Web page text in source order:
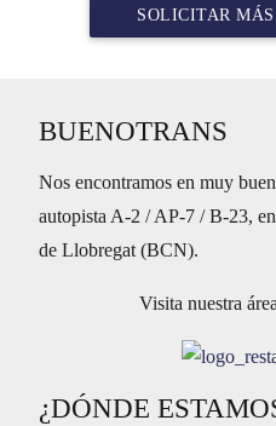
SOLICITAR
BUENOTRANS
Nos encontramos en muy
autopista A-2 / AP-7 / B-23,
de Llobregat (BCN).
Visita nuestra
¿DÓNDE